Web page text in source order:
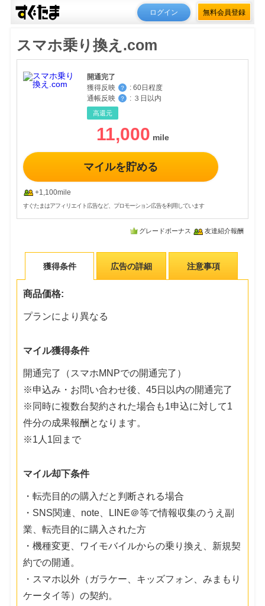
ログイン 無料会員登録
スマホ乗り換え.com
開通完了
獲得反映
？ : 60日程度
通帳反映
？ : ３日以内
高還元
11,000
マイルを貯める
+1,100mile
すぐたまはアフィリエイト広告など、プロモーション広告を利用しています
グレードボーナス 友達紹介報酬
獲得条件 広告の詳細 注意事項
商品価格:
プランにより異なる
マイル獲得条件
開通完了（スマホMNPでの開通完了）
※申込み・お問い合わせ後、45日以内の開通完了
※同時に複数台契約された場合も1申込に対して1
件分の成果報酬となります。
※1人1回まで
マイル却下条件
・転売目的の購入だと判断される場合
・SNS関連、note、LINE＠等で情報収集のうえ副
業、転売目的に購入された方
・機種変更、ワイモバイルからの乗り換え、新規契
約での開通。
・スマホ以外（ガラケー、キッズフォン、みまもり
ケータイ等）の契約。